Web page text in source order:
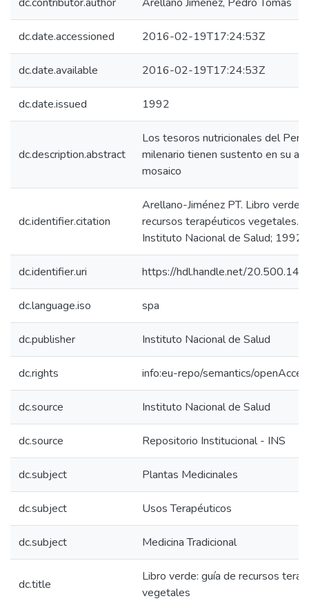
dc.date.accessioned 2016-02-19T17:24:53Z
dc.date.available 2016-02-19T17:24:53Z
dc.date.issued 1992
dc.description.abstract
Los tesoros nutricionales del Perú
milenario tienen sustento en su
mosaico
dc.identifier.citation
Arellano-Jiménez PT. Libro verde:
recursos terapéuticos vegetales. .
Instituto Nacional de Salud; 1992.
dc.identifier.uri https://hdl.handle.net/
dc.language.iso spa
dc.publisher Instituto Nacional de Salud
dc.rights info:eu-repo/semantics/
dc.source Instituto Nacional de Salud
dc.source Repositorio Institucional - INS
dc.subject Plantas Medicinales
dc.subject Usos Terapéuticos
dc.subject Medicina Tradicional
dc.title
Libro verde: guía de recursos
vegetales